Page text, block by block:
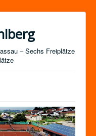
– Sechs Freiplätze